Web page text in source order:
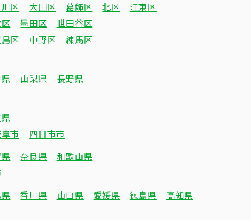
区 大田区 葛飾区 北区
江東区
墨田区
世田谷区
区 中野区
練馬区
山梨県
長野県
市 四日市市
奈良県
和歌山県
香川県 山口県 愛媛県 徳島県
高知県